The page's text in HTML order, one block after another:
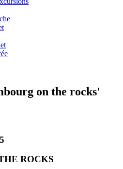
on the rocks'
ROCKS